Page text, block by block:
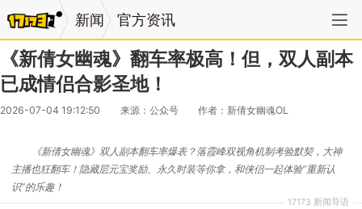
新闻 官方资讯
《新倩女幽魂》翻车率极高！但，双人副本
已成情侣合影圣地！
2026-07-04 19:12:50 来源：公众号 作者：新倩女幽魂OL
17173 新闻导语
《新倩女幽魂》双人副本翻车率爆表？落霞峰双视角机制考验默契，大神
主播也狂翻车！隐藏层元宝奖励、永久时装等你拿，和侠侣一起体验“重新认
识”的乐趣！